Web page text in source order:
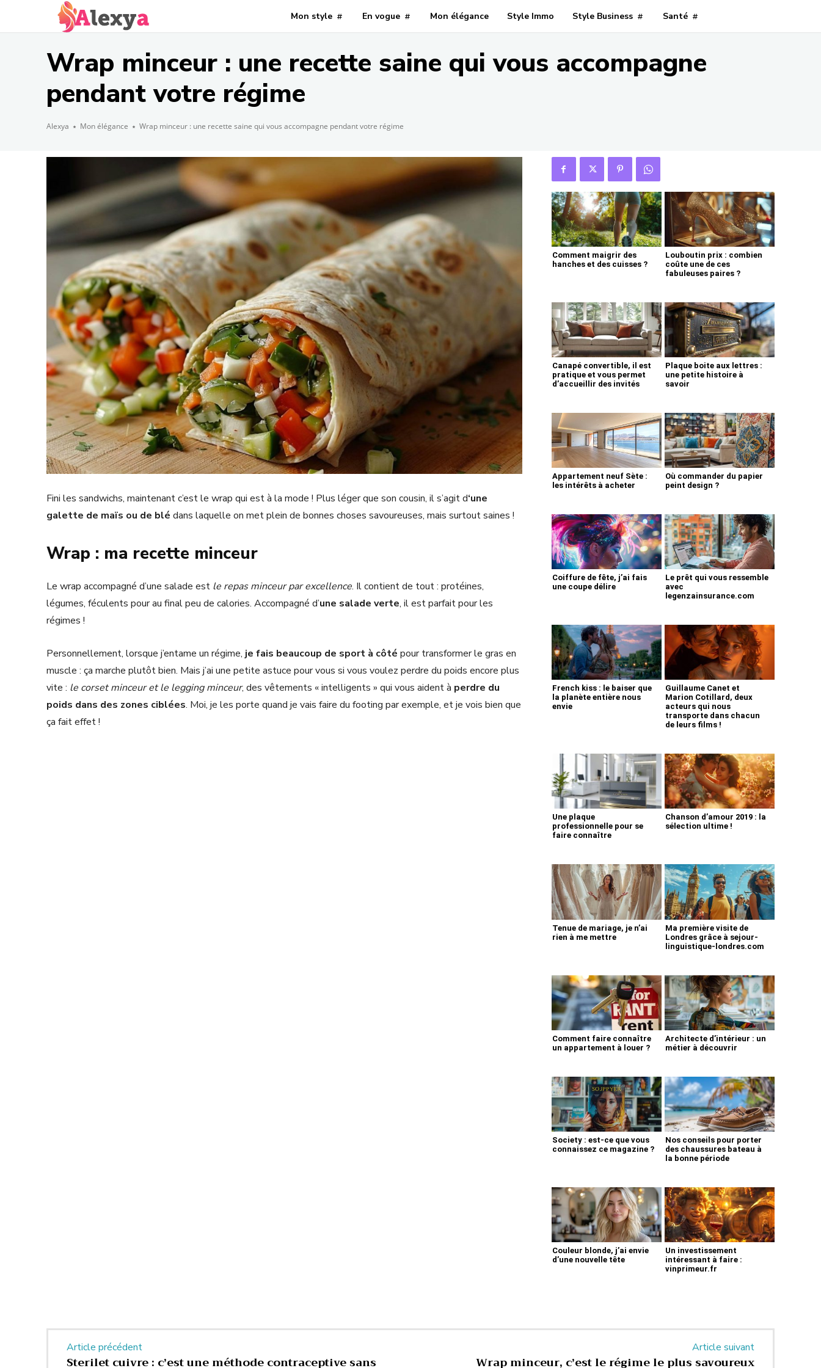
Mon style En vogue Mon élégance Style Immo Style Business Santé
Wrap minceur : une recette saine qui vous accompagne
pendant votre régime
Alexya Mon élégance Wrap minceur : une recette saine qui vous accompagne pendant votre régime
Fini les sandwichs, maintenant c’est le wrap qui est à la mode ! Plus léger que son cousin, il s’agit d‘une
galette de maïs ou de blé dans laquelle on met plein de bonnes choses savoureuses, mais surtout saines !
Wrap : ma recette minceur
Le wrap accompagné d’une salade est le repas minceur par excellence. Il contient de tout : protéines,
légumes, féculents pour au final peu de calories. Accompagné d’une salade verte, il est parfait pour les
régimes !
Personnellement, lorsque j’entame un régime, je fais beaucoup de sport à côté pour transformer le gras en
muscle : ça marche plutôt bien. Mais j’ai une petite astuce pour vous si vous voulez perdre du poids encore plus
vite : le corset minceur et le legging minceur, des vêtements « intelligents » qui vous aident à perdre du
poids dans des zones ciblées. Moi, je les porte quand je vais faire du footing par exemple, et je vois bien que
ça fait effet !
Comment maigrir des
hanches et des cuisses ?
Louboutin prix : combien
coûte une de ces
fabuleuses paires ?
Canapé convertible, il est
pratique et vous permet
d’accueillir des invités
Plaque boite aux lettres :
une petite histoire à
savoir
Appartement neuf Sète :
les intérêts à acheter
Où commander du papier
peint design ?
Coiffure de fête, j’ai fais
une coupe délire
Le prêt qui vous ressemble
avec
legenzainsurance.com
French kiss : le baiser que
la planète entière nous
envie
Guillaume Canet et
Marion Cotillard, deux
acteurs qui nous
transporte dans chacun
de leurs films !
Une plaque
professionnelle pour se
faire connaître
Chanson d’amour 2019 : la
sélection ultime !
Tenue de mariage, je n’ai
rien à me mettre
Ma première visite de
Londres grâce à sejour-
linguistique-londres.com
Comment faire connaître
un appartement à louer ?
Architecte d’intérieur : un
métier à découvrir
Society : est-ce que vous
connaissez ce magazine ?
Nos conseils pour porter
des chaussures bateau à
la bonne période
Couleur blonde, j’ai envie
d’une nouvelle tête
Un investissement
intéressant à faire :
vinprimeur.fr
Article précédent
Sterilet cuivre : c’est une méthode contraceptive sans
Article suivant
Wrap minceur, c’est le régime le plus savoureux